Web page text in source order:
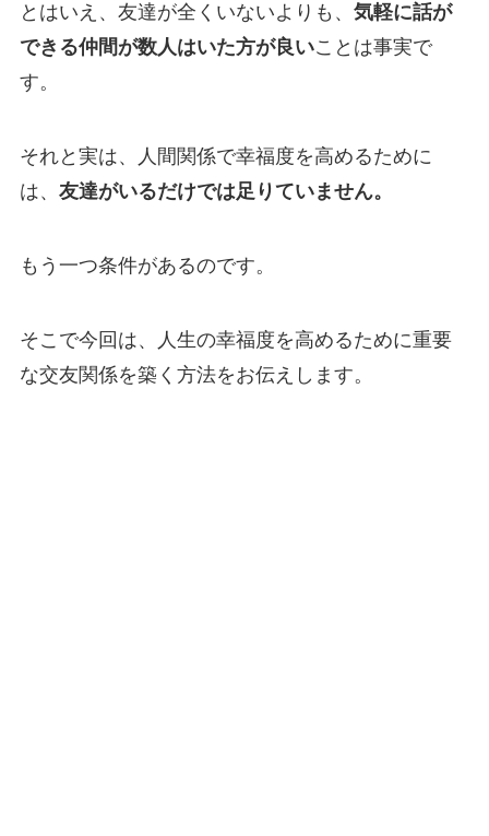
とはいえ、友達が全くいないよりも、 気軽に話が
できる仲間が数人はいた方が良いことは事実で
す。
それと実は、人間関係で幸福度を高めるために
は、 友達がいるだけでは足りていません。
もう一つ条件があるのです。
そこで今回は、人生の幸福度を高めるために重要
な交友関係を築く方法をお伝えします。